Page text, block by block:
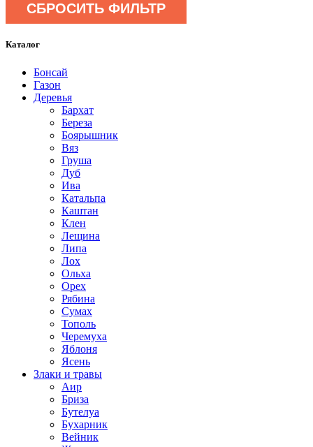
СБРОСИТЬ ФИЛЬТР
Каталог
Бонсай
Газон
Деревья
Бархат
Береза
Боярышник
Вяз
Груша
Дуб
Ива
Катальпа
Каштан
Клен
Лещина
Липа
Лох
Ольха
Орех
Рябина
Сумах
Тополь
Черемуха
Яблоня
Ясень
Злаки и травы
Аир
Бриза
Бутелуа
Бухарник
Вейник